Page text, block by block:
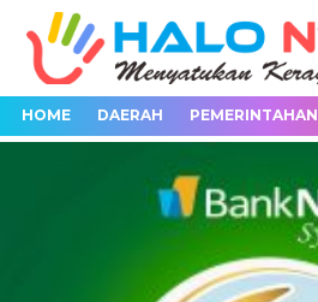
HOME DAERAH PEMERINTAHAN